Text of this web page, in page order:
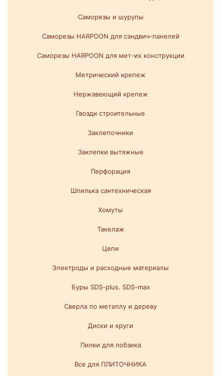
Саморезы и шурупы
Саморезы HARPOON для сэндвич-панелей
Саморезы HARPOON для мет-их конструкции
Метрический крепеж
Нержавеющий крепеж
Гвозди строительные
Заклепочники
Заклепки вытяжные
Перфорация
Шпилька сантехническая
Хомуты
Такелаж
Цепи
Электроды и расходные материалы
Буры SDS-plus. SDS-max
Сверла по металлу и дереву
Диски и круги
Пилки для лобзика
Все для ПЛИТОЧНИКА